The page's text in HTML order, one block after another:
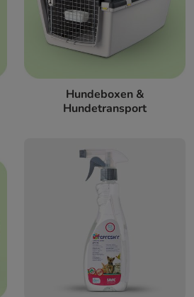
Hundeboxen &
Hundetransport